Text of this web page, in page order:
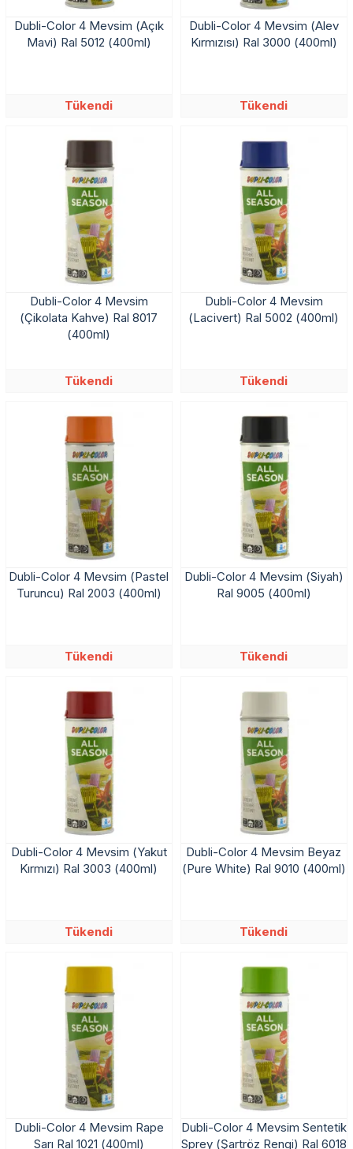
Dubli-Color 4 Mevsim (Açık
Mavi) Ral 5012 (400ml)
Tükendi
Dubli-Color 4 Mevsim (Alev
Kırmızısı) Ral 3000 (400ml)
Tükendi
Dubli-Color 4 Mevsim
(Çikolata Kahve) Ral 8017
(400ml)
Tükendi
Dubli-Color 4 Mevsim
(Lacivert) Ral 5002 (400ml)
Tükendi
Dubli-Color 4 Mevsim (Pastel
Turuncu) Ral 2003 (400ml)
Tükendi
Dubli-Color 4 Mevsim (Siyah)
Ral 9005 (400ml)
Tükendi
Dubli-Color 4 Mevsim (Yakut
Kırmızı) Ral 3003 (400ml)
Tükendi
Dubli-Color 4 Mevsim Beyaz
(Pure White) Ral 9010 (400ml)
Tükendi
Dubli-Color 4 Mevsim Rape
Sarı Ral 1021 (400ml)
Dubli-Color 4 Mevsim Sentetik
Sprey (Şartröz Rengi) Ral 6018